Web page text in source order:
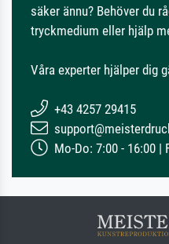
säker ännu? Behöver du
tryckmedium eller hjälp
Våra experter hjälper dig
+43 4257 29415
Mo-Do: 7:00 - 16:00 |